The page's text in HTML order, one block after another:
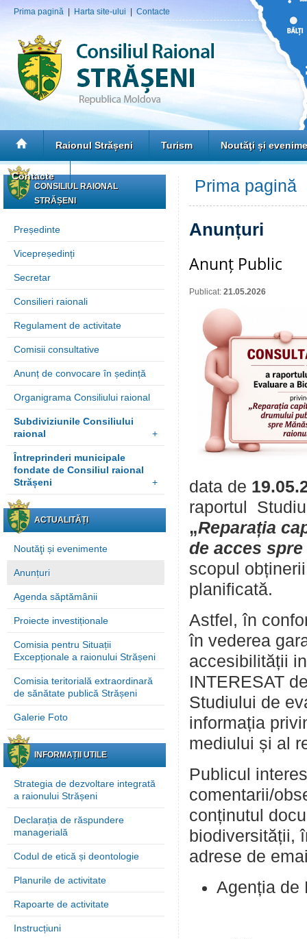
Prima pagină Harta site-ului Contacte
Raionul Strășeni Turism Noutăţi și
Contacte
CONSILIUL RAIONAL
STRĂȘENI
Președinte
Vicepreședinți
Secretar
Consilieri raionali
Regulament de activitate
Comisii consultative
Anunț de convocare în ședință
Organigrama Consiliului raional
Subdiviziunile Consiliului
raional
+
Întreprinderi municipale
fondate de Consiliul raional
Strășeni
+
ACTUALITĂȚI
Noutăţi și evenimente
Anunțuri
Agenda săptămânii
Proiecte investiționale
Comisia pentru Situații
Excepționale a raionului Strășeni
Comisia teritorială extraordinară
de sănătate publică Strășeni
Galerie Foto
INFORMAȚII UTILE
Strategia de dezvoltare integrată
a raionului Strășeni
Declarația de răspundere
managerială
Codul de etică și deontologie
Planurile de activitate
Rapoarte de activitate
Instrucțiuni
Prima pagină
Anunțuri
Anunț Public
Publicat: 21.05.2026
data de
raportul
„Reparația
de acces
scopul
planificată.
Astfel, în
în vederea
accesibilității
INTERESAT
Studiului de
informația
mediului și al
Publicul
comentarii/
conținutul
biodiversității,
adrese de
Agenția de